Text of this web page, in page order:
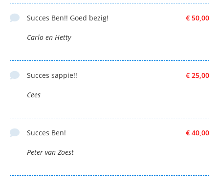
€ 50,00
Succes Ben!! Goed bezig!
Carlo en Hetty
€ 25,00
Succes sappie!!
Cees
€ 40,00
Succes Ben!
Peter van Zoest